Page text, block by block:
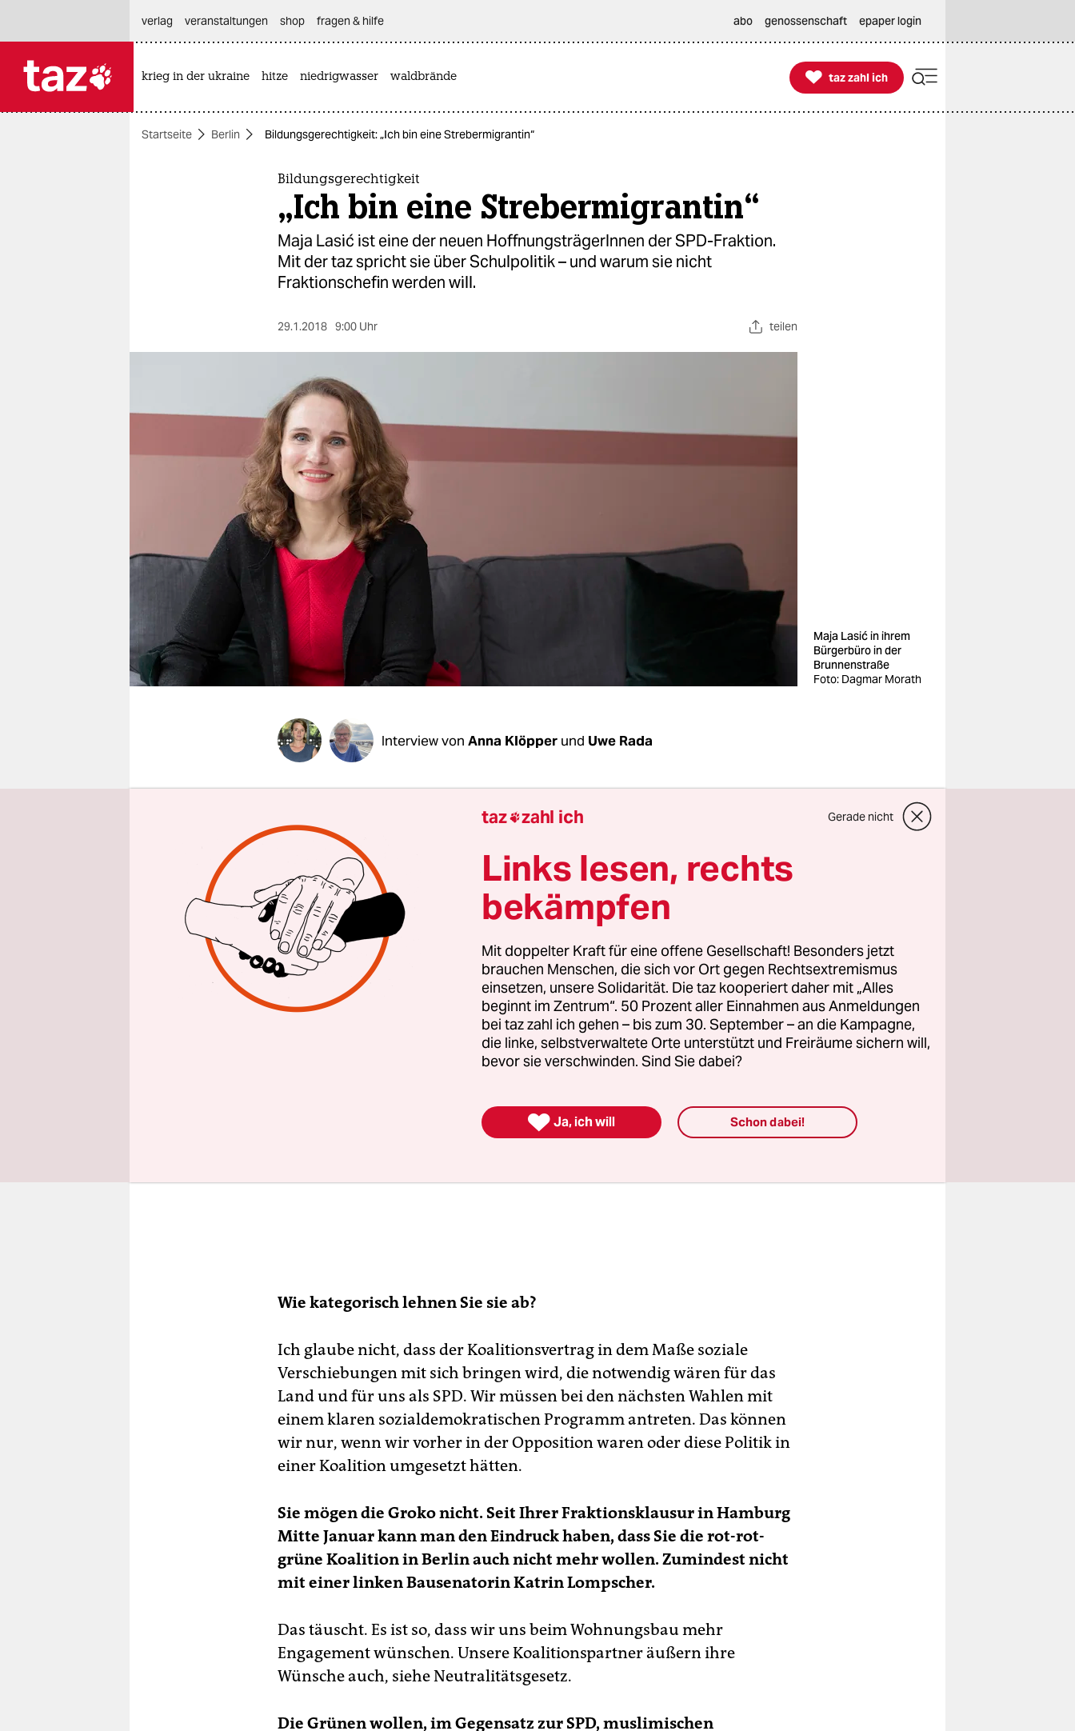
themen
veranstaltungen
shop
fragen & hilfe
unterstützen
abo
genossenschaft
verlag
veranstaltungen shop fragen & hilfe abo genossenschaft epaper login
krieg in der ukraine hitze niedrigwasser waldbrände 
taz zahl ich
taz zahl ich
Startseite Berlin Bildungsgerechtigkeit: „Ich bin eine Strebermigrantin“
Bildungsgerechtigkeit
„Ich bin eine Strebermigrantin“
Maja Lasić ist eine der neuen HoffnungsträgerInnen der SPD-Fraktion.
Mit der taz spricht sie über Schulpolitik – und warum sie nicht
Fraktionschefin werden will.
29.1.2018 9:00 Uhr teilen
Maja Lasić in ihrem
Bürgerbüro in der
Brunnenstraße
Foto: Dagmar Morath
Interview von Anna Klöpper und Uwe Rada
taz: Frau Lasić, seit Freitag verhandelt Ihre Partei mit der CDU/CSU
über eine Große Koalition. Große Teile der Basis, auch des Berliner
Landesverbands, waren dagegen. Macht es gerade Spaß, für die SPD
Politik zu machen?
Maja Lasić:
Wir sind alle ziemlich skeptisch gegenüber der Großen
Koalition. Das einzige, was uns unterscheidet, ist: Wie kategorisch
lehnen wir die Groko ab?
Wie kategorisch lehnen Sie sie ab?
Ich glaube nicht, dass der Koalitionsvertrag in dem Maße soziale
Verschiebungen mit sich bringen wird, die notwendig wären für das
Land und für uns als SPD. Wir müssen bei den nächsten Wahlen mit
einem klaren sozialdemokratischen Programm antreten. Das können
wir nur, wenn wir vorher in der Opposition waren oder diese Politik in
einer Koalition umgesetzt hätten.
Sie mögen die Groko nicht. Seit Ihrer Fraktionsklausur in Hamburg
Mitte Januar kann man den Eindruck haben, dass Sie die rot-rot-
grüne Koalition in Berlin auch nicht mehr wollen. Zumindest nicht
mit einer linken Bausenatorin Katrin Lompscher.
Das täuscht. Es ist so, dass wir uns beim Wohnungsbau mehr
Engagement wünschen. Unsere Koalitionspartner äußern ihre
Wünsche auch, siehe Neutralitätsgesetz.
Die Grünen wollen, im Gegensatz zur SPD, muslimischen
taz zahl ich Gerade nicht
Links lesen, rechts
bekämpfen
Mit doppelter Kraft für eine offene Gesellschaft! Besonders jetzt
brauchen Menschen, die sich vor Ort gegen Rechtsextremismus
einsetzen, unsere Solidarität. Die taz kooperiert daher mit „Alles
beginnt im Zentrum“. 50 Prozent aller Einnahmen aus Anmeldungen
bei taz zahl ich gehen – bis zum 30. September – an die Kampagne,
die linke, selbstverwaltete Orte unterstützt und Freiräume sichern will,
bevor sie verschwinden. Sind Sie dabei?
 Ja, ich will Schon dabei!